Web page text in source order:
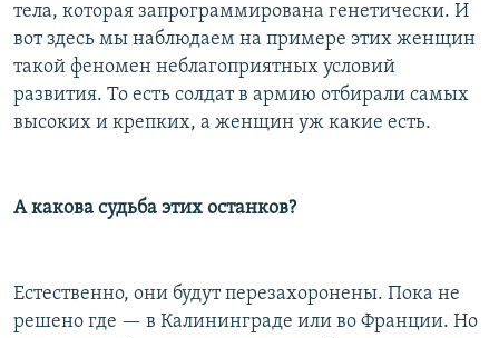
тела, которая запрограммирована генетически. И
вот здесь мы наблюдаем на примере этих женщин
такой феномен неблагоприятных условий
развития. То есть солдат в армию отбирали самых
высоких и крепких, а женщин уж какие есть.
А какова судьба этих останков?
Естественно, они будут перезахоронены. Пока не
решено где — в Калининграде или во Франции. Но